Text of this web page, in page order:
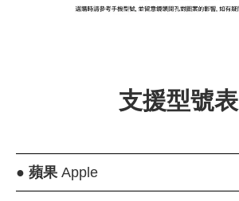
+NT$ 159
-
支援型號表
● 蘋果Apple